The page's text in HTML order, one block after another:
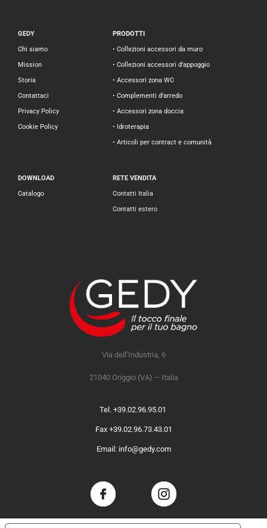
GEDY
Chi siamo
Mission
Storia
Contattaci
Privacy Policy
Cookie Policy
PRODOTTI
• Collezioni accessori da muro
• Collezioni accessori d’appoggio
• Accessori zona WC
• Complementi d’arredo
• Accessori zona doccia
• Idroterapia
• Articoli per contract e comunità
DOWNLOAD
Catalogo
RETE VENDITA
Contatti Italia
Contatti estero
Via dell’Industria, 6
21040 Origgio (VA) – Italia
Tel. +39.02.96.95.01
Fax +39.02.96.73.43.01
Email: info@gedy.com